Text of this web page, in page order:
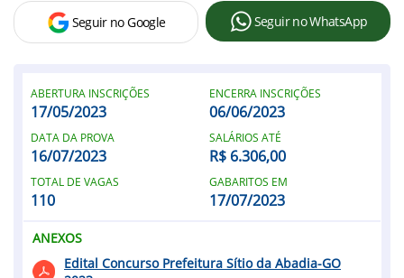
Seguir no Google Seguir no WhatsApp
ABERTURA INSCRIÇÕES
17/05/2023
ENCERRA INSCRIÇÕES
06/06/2023
DATA DA PROVA
16/07/2023
SALÁRIOS ATÉ
R$ 6.306,00
TOTAL DE VAGAS
110
GABARITOS EM
17/07/2023
ANEXOS
Edital Concurso Prefeitura Sítio da Abadia-GO